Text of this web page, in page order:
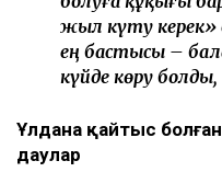
кейін ұлы бірнеше ай
жағдайды бастан
де көп шықпаған.
Оның сөзінше, отбасы
өтіп, қалыпты өміріне